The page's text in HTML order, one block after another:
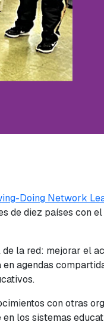
Doing Network
de diez países con
la red: mejorar el
agendas
con otras
los sistemas